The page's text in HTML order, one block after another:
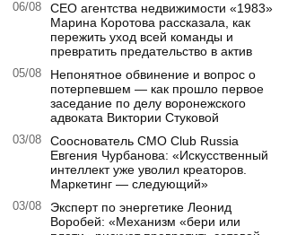
06/08
CEO агентства недвижимости «1983»
Марина Коротова рассказала, как
пережить уход всей команды и
превратить предательство в актив
05/08
Непонятное обвинение и вопрос о
потерпевшем — как прошло первое
заседание по делу воронежского
адвоката Виктории Стуковой
03/08
Сооснователь CMO Club Russia
Евгения Чурбанова: «Искусственный
интеллект уже уволил креаторов.
Маркетинг — следующий»
03/08
Эксперт по энергетике Леонид
Воробей: «Механизм «бери или